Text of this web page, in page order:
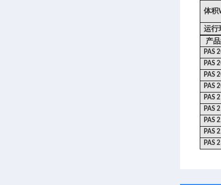
体积
运行
产
PAS
PAS
PAS
PAS
PAS
PAS
PAS
PAS
PAS